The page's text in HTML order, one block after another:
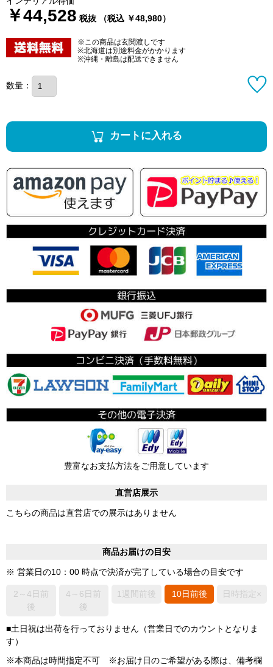
￥44,528 税抜 （税込 ￥48,980）
※この商品は玄関渡しです
※北海道は別途料金がかかります
※沖縄・離島は配送できません
数量：
カートに入れる
豊富なお支払方法をご用意しています
直営店展示
こちらの商品は直営店での展示はありません
商品お届けの目安
※ 営業日の10：00 時点で決済が完了している場合の目安です
2～4日前
後
4～6日前
後
1週間前後 10日前後 日時指定×
■土日祝は出荷を行っておりません（営業日でのカウントとなりま
す）
※本商品は時間指定不可 ※お届け日のご希望がある際は、備考欄